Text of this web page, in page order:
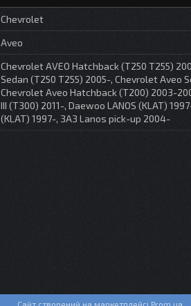
Chevrolet
Aveo
Chevrolet AVEO Hatchback (T250 T255)
Sedan (T250 T255) 2005-, Chevrolet Aveo
Chevrolet Aveo Hatchback (T200) 2003-
III (T300) 2011-, Daewoo LANOS (KLAT)
(KLAT) 1997-, ЗАЗ Lanos pick-up 2004-
Сайт створений на маркетплейсі Prom.ua